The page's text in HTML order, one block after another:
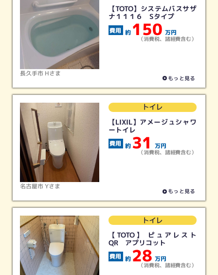
リフォーム
ガスコンロ
リフォーム
レンジフード
リフォーム
リフォーム
リフォーム
（最新実績）
閉じる
長久手市 Hさま
【TOTO】システムバスサザ
ナ１１１６ Sタイプ
約 150 万円
（消費税、諸経費含む）
もっと見る
名古屋市 Yさま
トイレ
【LIXIL】アメージュシャワ
ートイレ
約 31 万円
（消費税、諸経費含む）
もっと見る
トイレ
【TOTO】 ピュアレスト
QR アプリコット
約 28 万円
（消費税、諸経費含む）